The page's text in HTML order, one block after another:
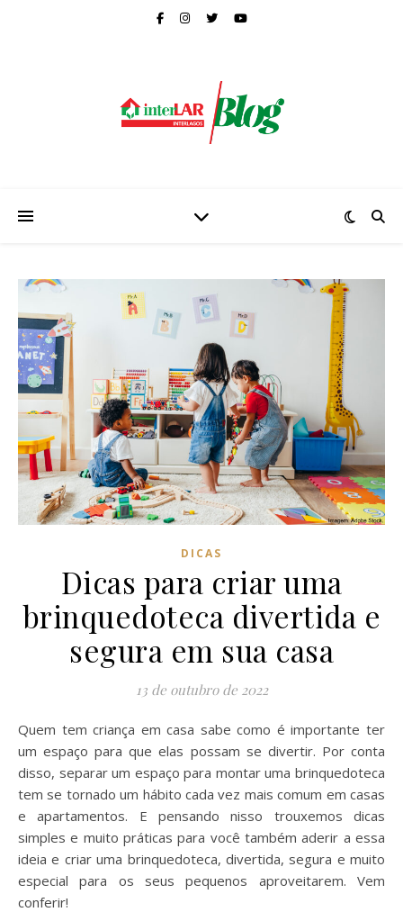
DICAS
Dicas para criar uma
brinquedoteca divertida e
segura em sua casa
13 de outubro de 2022
Quem tem criança em casa sabe como é importante ter
um espaço para que elas possam se divertir. Por conta
disso, separar um espaço para montar uma brinquedoteca
tem se tornado um hábito cada vez mais comum em casas
e apartamentos. E pensando nisso trouxemos dicas
simples e muito práticas para você também aderir a essa
ideia e criar uma brinquedoteca, divertida, segura e muito
especial para os seus pequenos aproveitarem. Vem
conferir!